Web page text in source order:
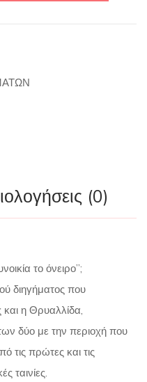
(0)
το όνειρο”;
διηγήματος που
η Θρυαλλίδα,
δύο με την περιοχή που
τις πρώτες και τις
ταινίες.